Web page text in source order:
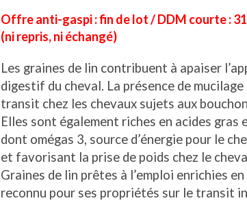
Offre anti-gaspi : fin de lot / DDM courte :
(ni repris, ni échangé)
Les graines de lin contribuent à apaiser
digestif du cheval. La présence de
transit chez les chevaux sujets aux
Elles sont également riches en acides gras
dont omégas 3, source d’énergie pour le
et favorisant la prise de poids chez le
Graines de lin prêtes à l’emploi enrichies
reconnu pour ses propriétés sur le transit